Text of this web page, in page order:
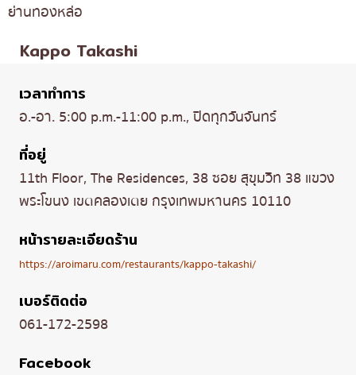
ย่านทองหล่อ
Kappo Takashi
เวลาทำการ
อ.-อา. 5:00 p.m.-11:00 p.m., ปิดทุกวันจันทร์
ที่อยู่
11th Floor, The Residences, 38 ซอย สุขุมวิท 38 แขวง
พระโขนง เขตคลองเตย กรุงเทพมหานคร 10110
หน้ารายละเอียดร้าน
https://aroimaru.com/restaurants/kappo-takashi/
เบอร์ติดต่อ
061-172-2598
Facebook